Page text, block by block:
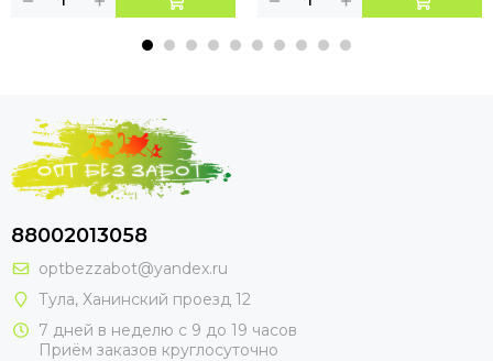
88002013058
optbezzabot@yandex.ru
Тула, Ханинский проезд 12
7 дней в неделю с 9 до 19 часов
Приём заказов круглосуточно